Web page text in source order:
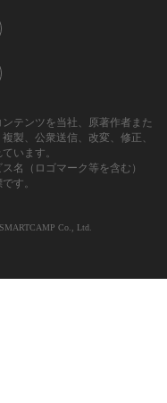
テンツを当社、原著作者また
製、公衆送信、改変、修正、
います。
名（ロゴマーク等を含む）
す。
Co., Ltd.